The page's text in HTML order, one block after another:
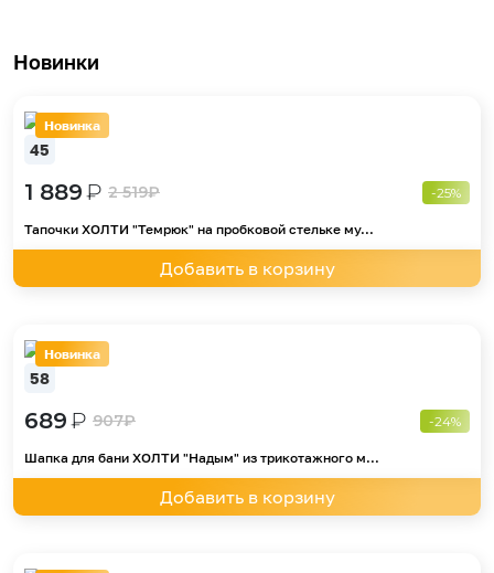
Новинки
Новинка
45
1 889₽ 2 519₽ -25%
Тапочки ХОЛТИ "Темрюк" на пробковой стельке му...
Добавить в корзину
Новинка
58
689₽ 907₽ -24%
Шапка для бани ХОЛТИ "Надым" из трикотажного м...
Добавить в корзину